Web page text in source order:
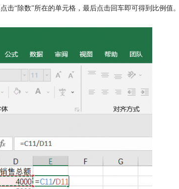
击“除数”所在的单元格，最后点击回车即可得到比例值。